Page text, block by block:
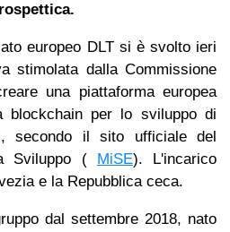
europeo DLT si è svolto ieri
stimolata dalla Commissione
una piattaforma europea
blockchain per lo sviluppo di
secondo il sito ufficiale del
Sviluppo ( MiSE). L'incarico
e la Repubblica ceca.
dal settembre 2018, nato